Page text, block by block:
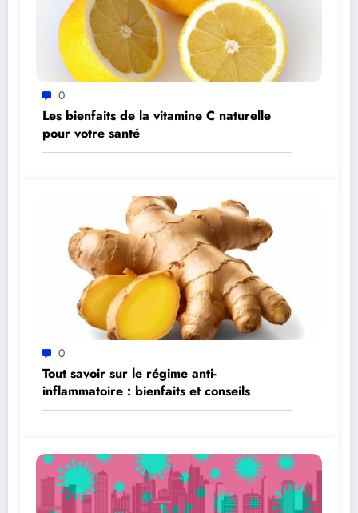
0
Les bienfaits de la vitamine C naturelle
pour votre santé
0
Tout savoir sur le régime anti-
inflammatoire : bienfaits et conseils